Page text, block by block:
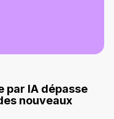
par IA dépasse
nouveaux